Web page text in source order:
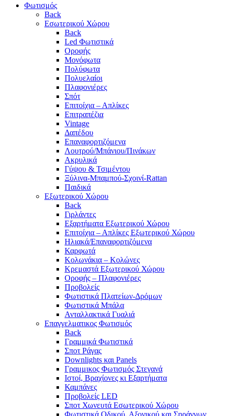
Φωτισμός
Back
Εσωτερικού Χώρου
Back
Led Φωτιστικά
Οροφής
Μονόφωτα
Πολύφωτα
Πολυελαίοι
Πλαφονιέρες
Σπότ
Επιτοίχια – Απλίκες
Επιτραπέζια
Vintage
Δαπέδου
Επαναφορτιζόμενα
Λουτρού/Μπάνιου/Πινάκων
Ακρυλικά
Γύψου & Τσιμέντου
Ξύλινα-Μπαμπού-Σχοινί-Rattan
Παιδικά
Εξωτερικού Χώρου
Back
Γιρλάντες
Εξαρτήματα Εξωτερικού Χώρου
Επιτοίχια – Απλίκες Εξωτερικού Χώρου
Ηλιακά/Επαναφορτιζόμενα
Καρφωτά
Κολωνάκια – Κολώνες
Κρεμαστά Εξωτερικού Χώρου
Οροφής – Πλαφονιέρες
Προβολείς
Φωτιστικά Πλατείων-Δρόμων
Φωτιστικά Μπάλα
Ανταλλακτικά Γυαλιά
Επαγγελματικος Φωτισμός
Back
Γραμμικά Φωτιστικά
Σποτ Ράγας
Downlights και Panels
Γραμμικος Φωτισμός Στεγανά
Ιστοί, Βραχίονες κι Εξαρτήματα
Καμπάνες
Προβολείς LED
Σποτ Χωνευτά Εσωτερικού Χώρου
Φωτιστικά Οδικού, Αξονικού και Σηράγγων